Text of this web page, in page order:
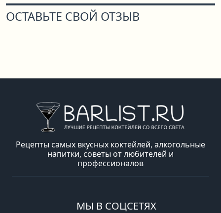
ОСТАВЬТЕ СВОЙ ОТЗЫВ
Рецепты самых вкусных коктейлей, алкогольные
напитки, советы от любителей и
профессионалов
МЫ В СОЦСЕТЯХ